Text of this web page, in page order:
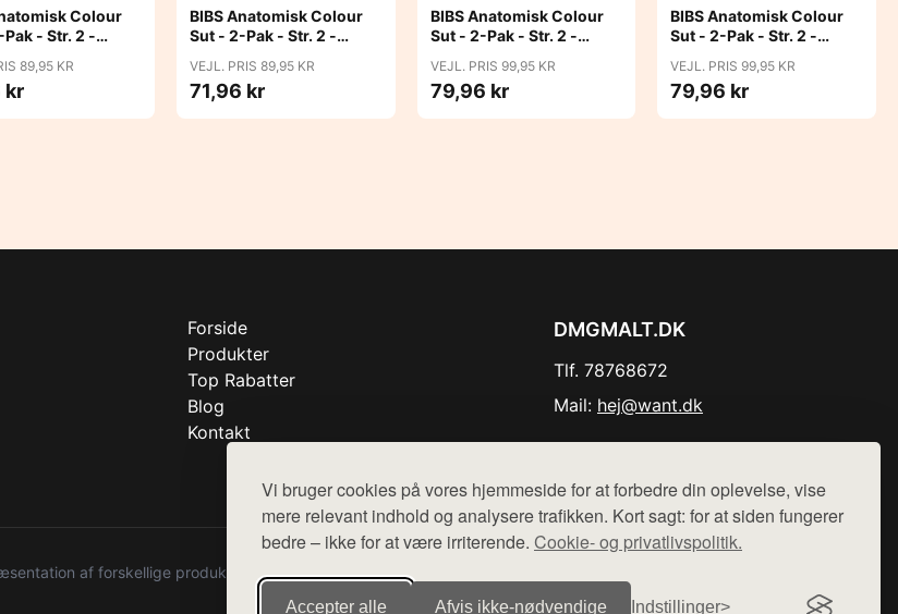
Vi bruger cookies på vores hjemmeside for at forbedre din oplevelse, vise
mere relevant indhold og analysere trafikken. Kort sagt: for at siden fungerer
bedre – ikke for at være irriterende. Cookie- og privatlivspolitik.
Accepter alle Afvis ikke‑nødvendige Indstillinger
Colour
- Str. 2 -
89,95 KR
kr
BIBS Anatomisk Colour
Sut - 2-Pak - Str. 2 -
Grey/Mauve
VEJL. PRIS 89,95 KR
71,96 kr
BIBS Anatomisk Colour
Sut - 2-Pak - Str. 2 -
Blush/Vanilla
VEJL. PRIS 99,95 KR
79,96 kr
BIBS Anatomisk Colour
Sut - 2-Pak - Str. 2 -
Sage/Cloud
VEJL. PRIS 99,95 KR
79,96 kr
Forside
Produkter
Top Rabatter
Blog
Kontakt
DMGMALT.DK
Tlf. 78768672
Mail: hej@want.dk
af forskellige produkter fra diverse webshops. Der sælges ikke varer fra denne side - vi henviser til de shops,